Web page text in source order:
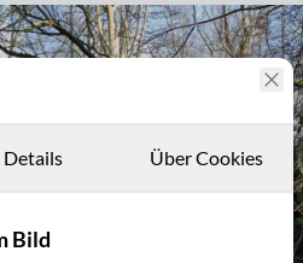
Details Über Cookies
Bild